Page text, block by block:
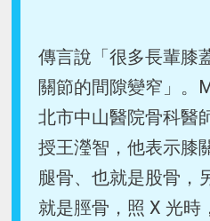
傳言說「很多長輩膝
關節的間隙變窄」。
北市中山醫院骨科醫
授王瀅智，他表示膝
腿骨、也就是股骨，
就是脛骨，照 X 光時